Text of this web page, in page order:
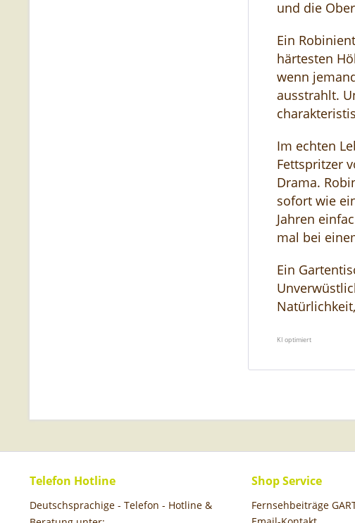
und die
Ein
härtesten
wenn
ausstrahlt.
Im echten
Fettspritzer
Drama.
sofort wie
Jahren
mal bei
Ein
KI optimiert
Telefon Hotline
Deutschsprachige - Telefon - Hotline &
Shop Service
Fernsehbeiträge